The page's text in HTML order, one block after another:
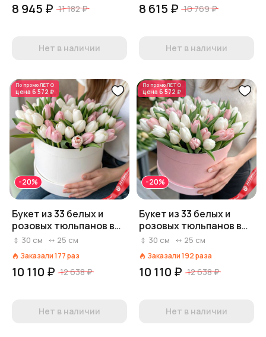
8 945 ₽ 11 182 ₽
Нет в наличии
8 615 ₽ 10 769 ₽
Нет в наличии
По промоЛЕТО
цена 6 572 ₽
-20%
Букет из 33 белых и
розовых тюльпанов в
белой коробке, Россия
30 см 25 см
Заказали177раз
10 110 ₽ 12 638 ₽
Нет в наличии
По промоЛЕТО
цена 6 572 ₽
-20%
Букет из 33 белых и
розовых тюльпанов в
розовой коробке,
30 см 25 см
Заказали192раза
10 110 ₽ 12 638 ₽
Нет в наличии